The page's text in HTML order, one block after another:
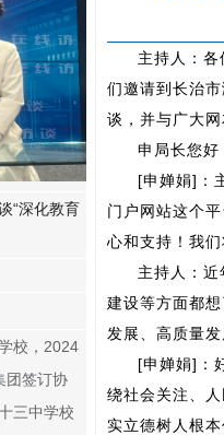
“深化教育
校，2024
团签订协
三中学校
主持人：
们邀请到长治
谈，并与广大网
申局长您好
[申婵娟]：
门户网站这个
心和支持！我
主持人：
建设等方面都
发展、高质量
[申婵娟]：
绕社会关注、
实立德树人根